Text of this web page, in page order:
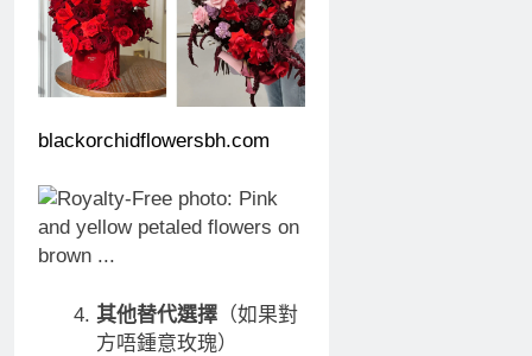
blackorchidflowersbh.com
其他替代選擇（如果對
方唔鍾意玫瑰）